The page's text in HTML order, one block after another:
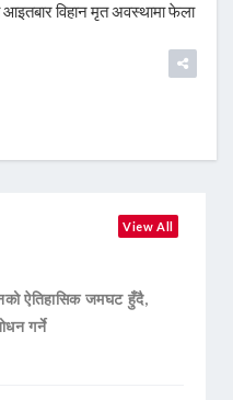
आइतबार विहान मृत अवस्थामा फेला
View All
ऐतिहासिक जमघट हुँदै,
गर्ने